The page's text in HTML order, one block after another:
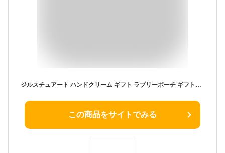
ジルスチュアート ハンドクリーム ギフト ラブリーポーチ ギフトセット ＆ タオルチーフ 30ml ギフトセット 刺しゅう入り ポーチ セット 送料無料 ラッピング無料 JILLSTUART プレゼント 人気 女性 彼女 友達 ハンドクリーム 香り お誕生日 母の日
この商品をサイトでみる